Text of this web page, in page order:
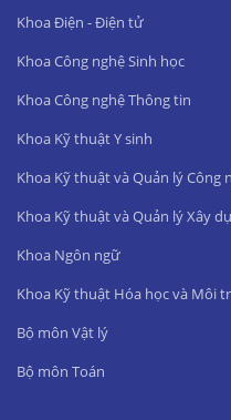
Khoa Điện - Điện tử
Khoa Công nghệ Sinh học
Khoa Công nghệ Thông tin
Khoa Kỹ thuật Y sinh
Khoa Kỹ thuật và Quản lý Công
Khoa Kỹ thuật và Quản lý Xây
Khoa Ngôn ngữ
Khoa Kỹ thuật Hóa học và Môi
Bộ môn Vật lý
Bộ môn Toán